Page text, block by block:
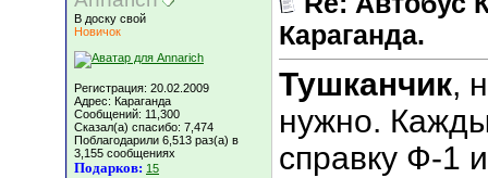
В доску свой
Новичок
Регистрация: 20.02.2009
Адрес: Караганда
Сообщений: 11,300
Сказал(а) спасибо: 7,474
Поблагодарили 6,513 раз(а) в
3,155 сообщениях
Подарков: 15
Караганда.
Тушканчик,
нужно.
справку Ф-1